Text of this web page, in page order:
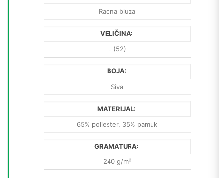
Radna bluza
VELIČINA:
L (52)
BOJA:
Siva
MATERIJAL:
65% poliester, 35% pamuk
GRAMATURA:
240 g/m²